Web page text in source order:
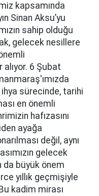
kapsamında
Sinan Aksu’yu
sahip olduğu
gelecek nesillere
alıyor. 6 Şubat
sürecinde, tarihi
en önemli
hafızasını
ayağa
değil, aynı
gelecek
da büyük önem
yıllık geçmişiyle
kadim mirası